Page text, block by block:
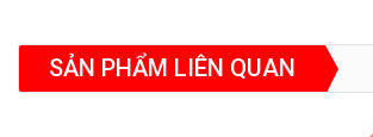
SẢN PHẨM LIÊN QUAN